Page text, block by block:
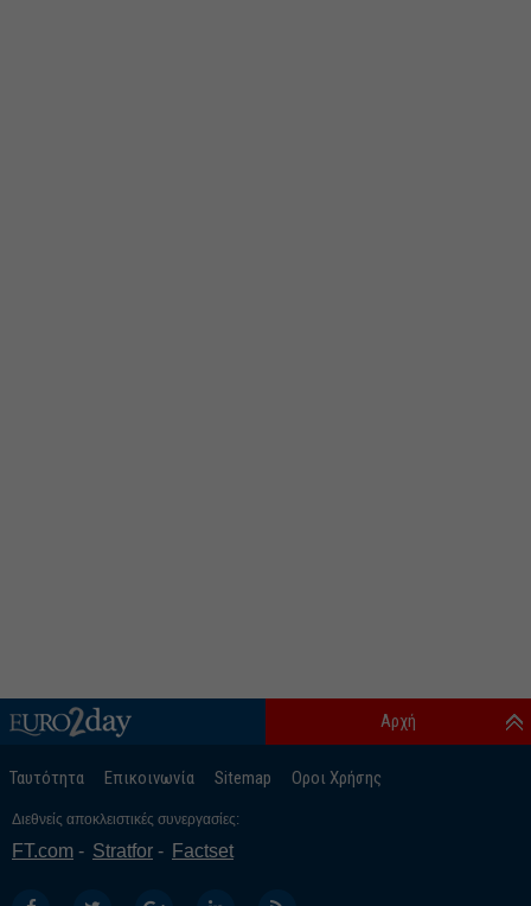
Ταυτότητα Επικοινωνία Sitemap Οροι Χρήσης
Αρχή
Διεθνείς αποκλειστικές συνεργασίες:
FT.com Stratfor Factset